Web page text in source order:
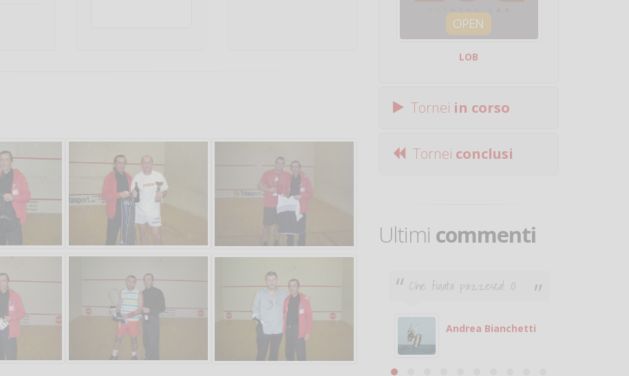
OPEN
LOB
Tornei in corso
Tornei conclusi
Ultimi commenti
Salve,
come fare per prenotare
il campo per giocare con
un mio amico?
Devo chiamare il numero
Che figata pazzesca! :O
Andrea Bianchetti